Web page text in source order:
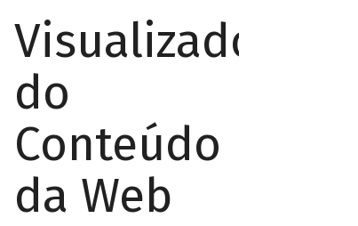
Visualizador
do
Conteúdo
da Web